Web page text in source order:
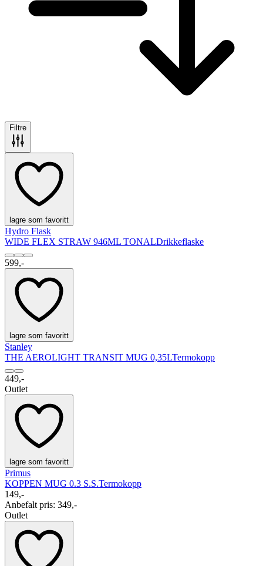
Filtre
lagre som favoritt
Hydro Flask
WIDE FLEX STRAW 946ML TONALDrikkeflaske
599,-
lagre som favoritt
Stanley
THE AEROLIGHT TRANSIT MUG 0,35LTermokopp
449,-
Outlet
lagre som favoritt
Primus
KOPPEN MUG 0.3 S.S.Termokopp
149,-
Anbefalt pris: 349,-
Outlet